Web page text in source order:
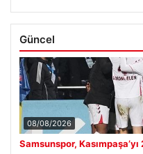
Güncel
08/08/2026
Samsunspor,